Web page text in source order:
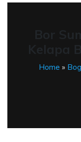
Home »